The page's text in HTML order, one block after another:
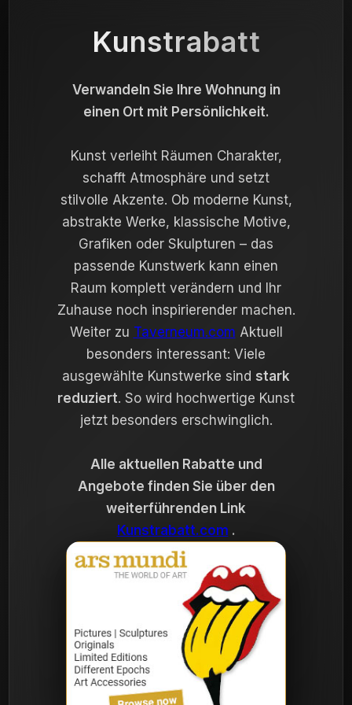
Kunstrabatt
Verwandeln Sie Ihre Wohnung in
einen Ort mit Persönlichkeit.
Kunst verleiht Räumen Charakter,
schafft Atmosphäre und setzt
stilvolle Akzente. Ob moderne Kunst,
abstrakte Werke, klassische Motive,
Grafiken oder Skulpturen – das
passende Kunstwerk kann einen
Raum komplett verändern und Ihr
Zuhause noch inspirierender machen.
Weiter zu Taverneum.com Aktuell
besonders interessant: Viele
ausgewählte Kunstwerke sind stark
reduziert. So wird hochwertige Kunst
jetzt besonders erschwinglich.
Alle aktuellen Rabatte und
Angebote finden Sie über den
weiterführenden Link
Kunstrabatt.com .